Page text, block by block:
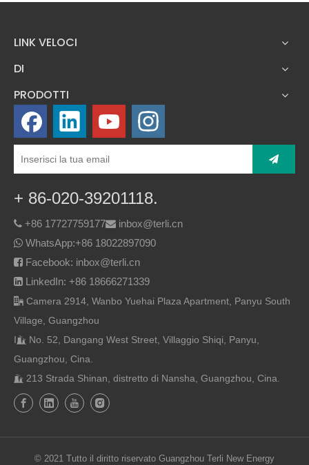
LINK VELOCI
DI
PRODOTTI
+ 86-020-39201118.
 +86 17727759177 inbox@terli.cn
 WhatsApp:+86 18022897090
 Facebook: inbox@terli.cn
 LinkedIn: +86 18666271339
 Camera 2914, Wanbo Yuehai Plaza Apartment, Panyu South
Village, Guangzhou
I No. 52, Dangang West Street, Villaggio Shiqi, Panyu,
Guangzhou, Cina.
 213 Strada Shinan, distretto di Nansha, Guangzhou, Cina.
© 2021 Tutto il diritto riservato Guangzhou Terli New Energy